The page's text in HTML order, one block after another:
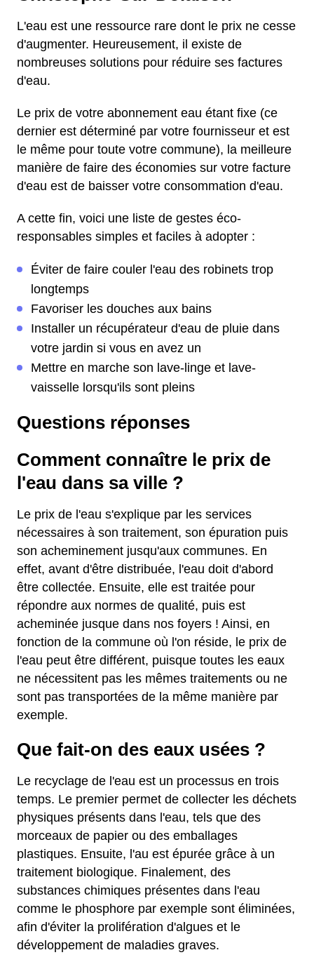
L'eau est une ressource rare dont le prix ne cesse
d'augmenter. Heureusement, il existe de
nombreuses solutions pour réduire ses factures
d'eau.
Le prix de votre abonnement eau étant fixe (ce
dernier est déterminé par votre fournisseur et est
le même pour toute votre commune), la meilleure
manière de faire des économies sur votre facture
d'eau est de baisser votre consommation d'eau.
A cette fin, voici une liste de gestes éco-
responsables simples et faciles à adopter :
Éviter de faire couler l'eau des robinets trop
longtemps
Favoriser les douches aux bains
Installer un récupérateur d'eau de pluie dans
votre jardin si vous en avez un
Mettre en marche son lave-linge et lave-
vaisselle lorsqu'ils sont pleins
Questions réponses
Comment connaître le prix de
l'eau dans sa ville ?
Le prix de l'eau s'explique par les services
nécessaires à son traitement, son épuration puis
son acheminement jusqu'aux communes. En
effet, avant d'être distribuée, l'eau doit d'abord
être collectée. Ensuite, elle est traitée pour
répondre aux normes de qualité, puis est
acheminée jusque dans nos foyers ! Ainsi, en
fonction de la commune où l'on réside, le prix de
l'eau peut être différent, puisque toutes les eaux
ne nécessitent pas les mêmes traitements ou ne
sont pas transportées de la même manière par
exemple.
Que fait-on des eaux usées ?
Le recyclage de l'eau est un processus en trois
temps. Le premier permet de collecter les déchets
physiques présents dans l'eau, tels que des
morceaux de papier ou des emballages
plastiques. Ensuite, l'au est épurée grâce à un
traitement biologique. Finalement, des
substances chimiques présentes dans l'eau
comme le phosphore par exemple sont éliminées,
afin d'éviter la prolifération d'algues et le
développement de maladies graves.